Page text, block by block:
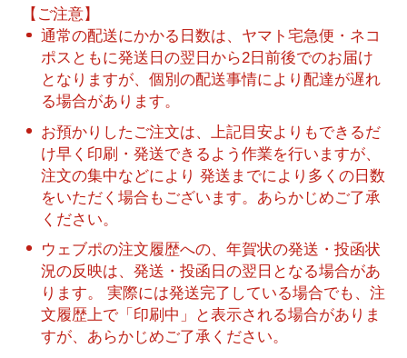
【ご注意】
通常の配送にかかる日数は、ヤマト宅急便・ネコ
ポスともに発送日の翌日から2日前後でのお届け
となりますが、個別の配送事情により配達が遅れ
る場合があります。
お預かりしたご注文は、上記目安よりもできるだ
け早く印刷・発送できるよう作業を行いますが、
注文の集中などにより 発送までにより多くの日数
をいただく場合もございます。あらかじめご了承
ください。
ウェブポの注文履歴への、年賀状の発送・投函状
況の反映は、発送・投函日の翌日となる場合があ
ります。 実際には発送完了している場合でも、注
文履歴上で「印刷中」と表示される場合がありま
すが、あらかじめご了承ください。